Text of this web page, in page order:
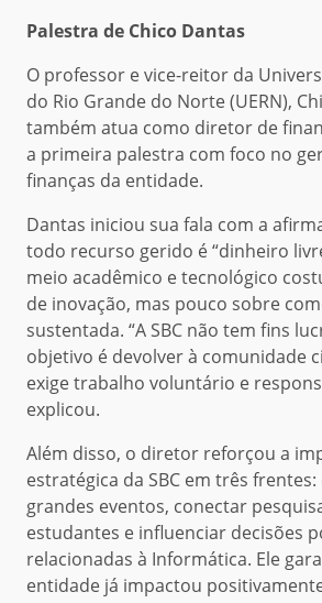
Palestra de Chico Dantas
O professor e vice-reitor da
do Rio Grande do Norte (UERN),
também atua como diretor de
a primeira palestra com foco no
finanças da entidade.
Dantas iniciou sua fala com a
todo recurso gerido é “dinheiro
meio acadêmico e tecnológico
de inovação, mas pouco sobre
sustentada. “A SBC não tem fins
objetivo é devolver à comunidade
exige trabalho voluntário e
explicou.
Além disso, o diretor reforçou a
estratégica da SBC em três
grandes eventos, conectar
estudantes e influenciar decisões
relacionadas à Informática. Ele
entidade já impactou